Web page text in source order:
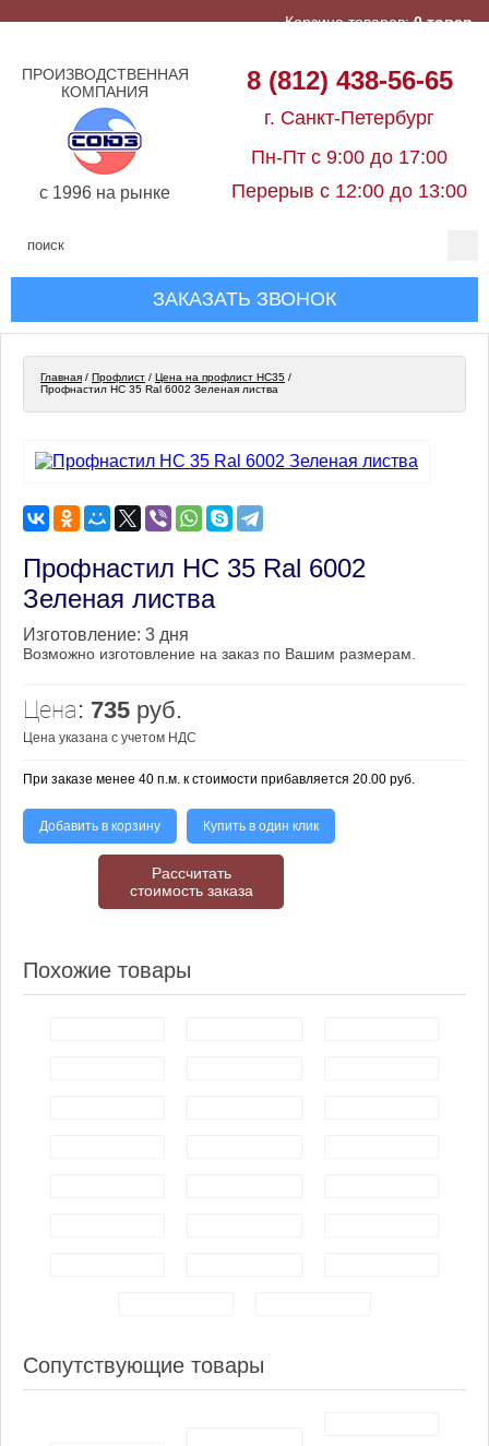
ПРОИЗВОДСТВЕННАЯ
КОМПАНИЯ
c 1996 на рынке
8 (812) 438-56-65
г. Санкт-Петербург
Пн-Пт с 9:00 до 17:00
Перерыв с 12:00 до 13:00
Корзина товаров:0 товар
ЗАКАЗАТЬ ЗВОНОК
Главная / Профлист / Цена на профлист НС35 /
Профнастил НС 35 Ral 6002 Зеленая листва
Профнастил НС 35 Ral 6002
Зеленая листва
Изготовление: 3 дня
Возможно изготовление на заказ по Вашим размерам.
Цена: 735 руб.
Цена указана с учетом НДС
При заказе менее 40 п.м. к стоимости прибавляется 20.00 руб.
Добавить в корзину Купить в один клик
Рассчитать
стоимость заказа
Похожие товары
Сопутствующие товары